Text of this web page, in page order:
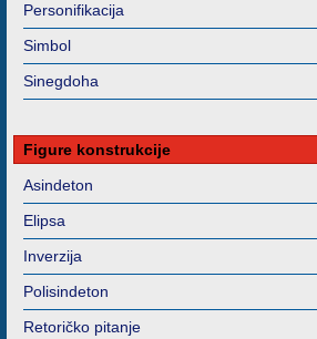
Personifikacija
Simbol
Sinegdoha
Figure konstrukcije
Asindeton
Elipsa
Inverzija
Polisindeton
Retoričko pitanje